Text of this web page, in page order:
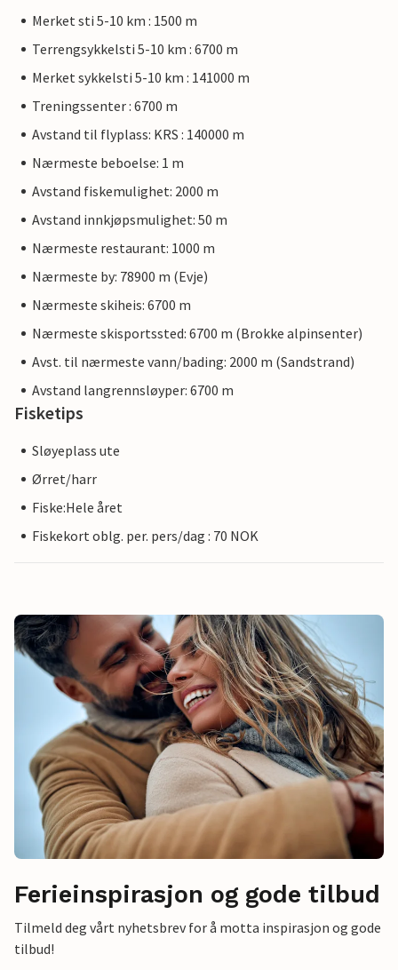
Merket sti 5-10 km : 1500 m
Terrengsykkelsti 5-10 km : 6700 m
Merket sykkelsti 5-10 km : 141000 m
Treningssenter : 6700 m
Avstand til flyplass: KRS : 140000 m
Nærmeste beboelse: 1 m
Avstand fiskemulighet: 2000 m
Avstand innkjøpsmulighet: 50 m
Nærmeste restaurant: 1000 m
Nærmeste by: 78900 m (Evje)
Nærmeste skiheis: 6700 m
Nærmeste skisportssted: 6700 m (Brokke alpinsenter)
Avst. til nærmeste vann/bading: 2000 m (Sandstrand)
Avstand langrennsløyper: 6700 m
Fisketips
Sløyeplass ute
Ørret/harr
Fiske:Hele året
Fiskekort oblg. per. pers/dag : 70 NOK
Ferieinspirasjon og gode tilbud
Tilmeld deg vårt nyhetsbrev for å motta inspirasjon og gode
tilbud!